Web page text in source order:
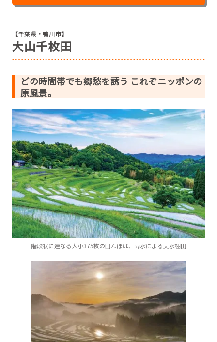
このスポット周辺の宿・ホテルを探す
【千葉県・鴨川市】
大山千枚田
どの時間帯でも郷愁を誘う これぞニッポンの